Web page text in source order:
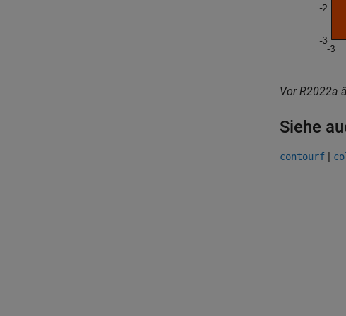
Vor R2022a
Siehe
contourf |